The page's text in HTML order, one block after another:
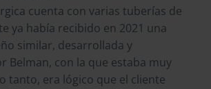
cuenta con varias tuberías de
ya había recibido en 2021 una
similar, desarrollada y
Belman, con la que estaba muy
tanto, era lógico que el cliente